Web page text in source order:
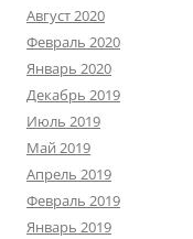
Август 2020
Февраль 2020
Январь 2020
Декабрь 2019
Июль 2019
Май 2019
Апрель 2019
Февраль 2019
Январь 2019